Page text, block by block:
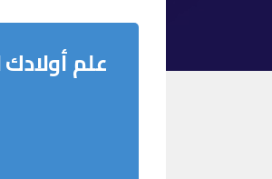
علم أولادك